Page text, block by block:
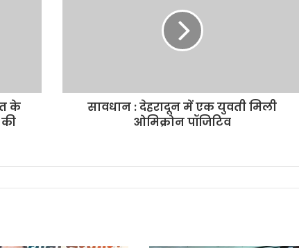
के
सावधान : देहरादून में एक युवती मिली
ओमिक्रोन पॉजिटिव